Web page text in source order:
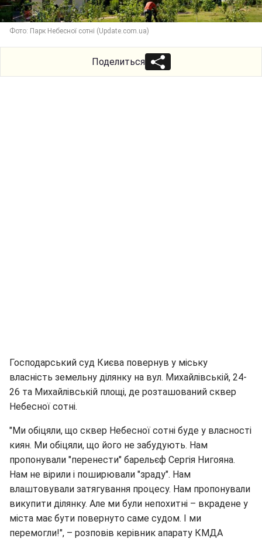
Фото: Парк Небесної сотні (Update.com.ua)
Поделиться
Господарський суд Києва повернув у міську
власність земельну ділянку на вул. Михайлівській, 24-
26 та Михайлівській площі, де розташований сквер
Небесної сотні.
"Ми обіцяли, що сквер Небесної сотні буде у власності
киян. Ми обіцяли, що його не забудують. Нам
пропонували "перенести" барельєф Сергія Нигояна.
Нам не вірили і поширювали "зраду". Нам
влаштовували затягування процесу. Нам пропонували
викупити ділянку. Але ми були непохитні – вкрадене у
міста має бути повернуто саме судом. І ми
перемогли!", – розповів керівник апарату КМДА